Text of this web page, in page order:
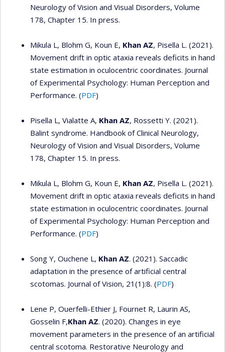
Neurology of Vision and Visual Disorders, Volume
178, Chapter 15. In press.
Mikula L, Blohm G, Koun E, Khan AZ, Pisella L. (2021).
Movement drift in optic ataxia reveals deficits in hand
state estimation in oculocentric coordinates. Journal
of Experimental Psychology: Human Perception and
Performance. (PDF)
Pisella L, Vialatte A, Khan AZ, Rossetti Y. (2021).
Balint syndrome. Handbook of Clinical Neurology,
Neurology of Vision and Visual Disorders, Volume
178, Chapter 15. In press.
Mikula L, Blohm G, Koun E, Khan AZ, Pisella L. (2021).
Movement drift in optic ataxia reveals deficits in hand
state estimation in oculocentric coordinates. Journal
of Experimental Psychology: Human Perception and
Performance. (PDF)
Song Y, Ouchene L, Khan AZ. (2021). Saccadic
adaptation in the presence of artificial central
scotomas. Journal of Vision, 21(1):8. (PDF)
Lene P, Ouerfelli-Ethier J, Fournet R, Laurin AS,
Gosselin F,Khan AZ. (2020). Changes in eye
movement parameters in the presence of an artificial
central scotoma. Restorative Neurology and